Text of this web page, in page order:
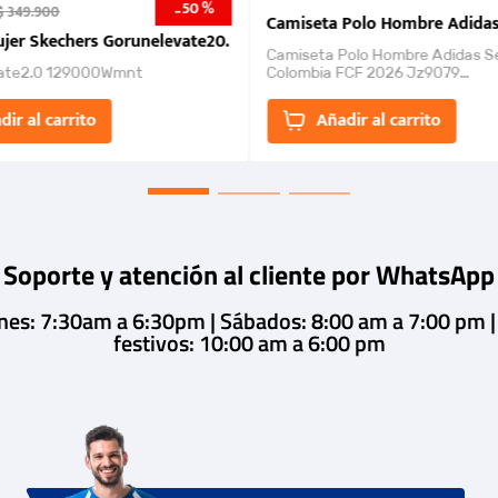
2026
349.900 -50 %
Skechers Gorunelevate20.
129000Wmnt
al carrito
Camiseta Polo Hombre
Camiseta Polo Hombre Adidas
Colombia FCF 2026 Jz9079
un estilo de...Añadir al carrito
Soporte y atención al cliente por WhatsApp
7:30am a 6:30pm | Sábados: 8:00 am a 7:00 pm
festivos: 10:00 am a 6:00 pm